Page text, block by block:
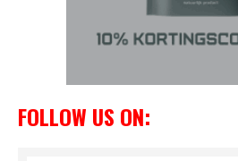
FOLLOW US ON: